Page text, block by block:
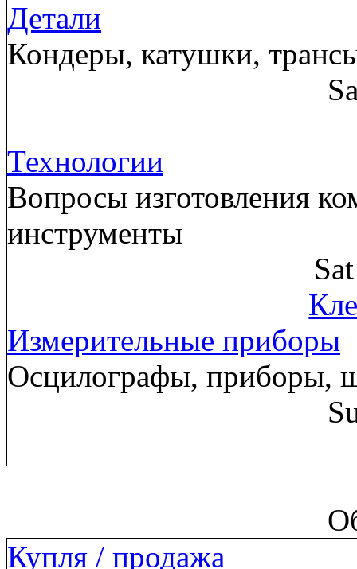
Детали
Кондеры, катушки,
Технологии
Вопросы изготовления
инструменты
Измерительные приборы
Осцилографы, приборы,
Купля / продажа